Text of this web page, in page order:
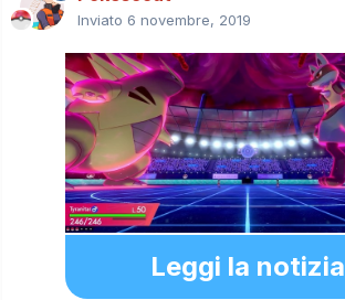
Inviato 6 novembre, 2019
Leggi la notizia